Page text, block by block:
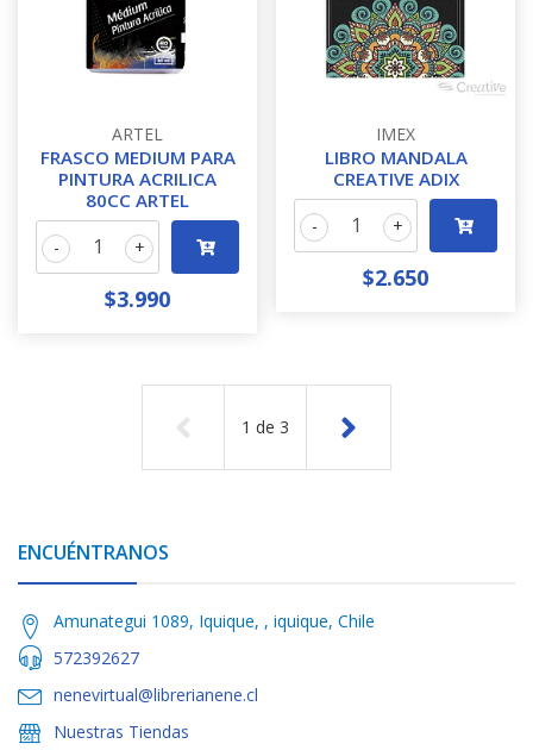
ARTEL
FRASCO MEDIUM PARA
PINTURA ACRILICA
80CC ARTEL
+
-
$3.990
IMEX
LIBRO MANDALA
CREATIVE ADIX
+
-
$2.650
1 de 3
ENCUÉNTRANOS
Amunategui 1089, Iquique, , iquique, Chile
572392627
nenevirtual@librerianene.cl
Nuestras Tiendas